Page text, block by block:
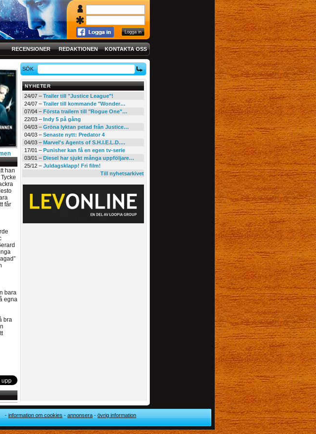
RECENSIONER REDAKTIONEN KONTAKTA OSS
han
får
bara
egna
bra
SÖK
NYHETER
24/07 –Trailer till "Justice League"!
24/07 –Trailer till kommande "Wonder…
07/04 –Första trailern till "Rogue One"…
22/03 –Indy 5 på gång
04/03 –Gröna lyktan petad från Justice…
04/03 –Senaste nytt: Predator 4
04/03 –Marvel's Agents of S.H.I.E.L.D.…
17/01 –Punisher kan få en egen tv-serie
03/01 –Diesel har sjukt många uppföljare…
25/12 –Juldagsklapp! Fri film!
Till nyhetsarkivet
information om cookies annonsera övrig information